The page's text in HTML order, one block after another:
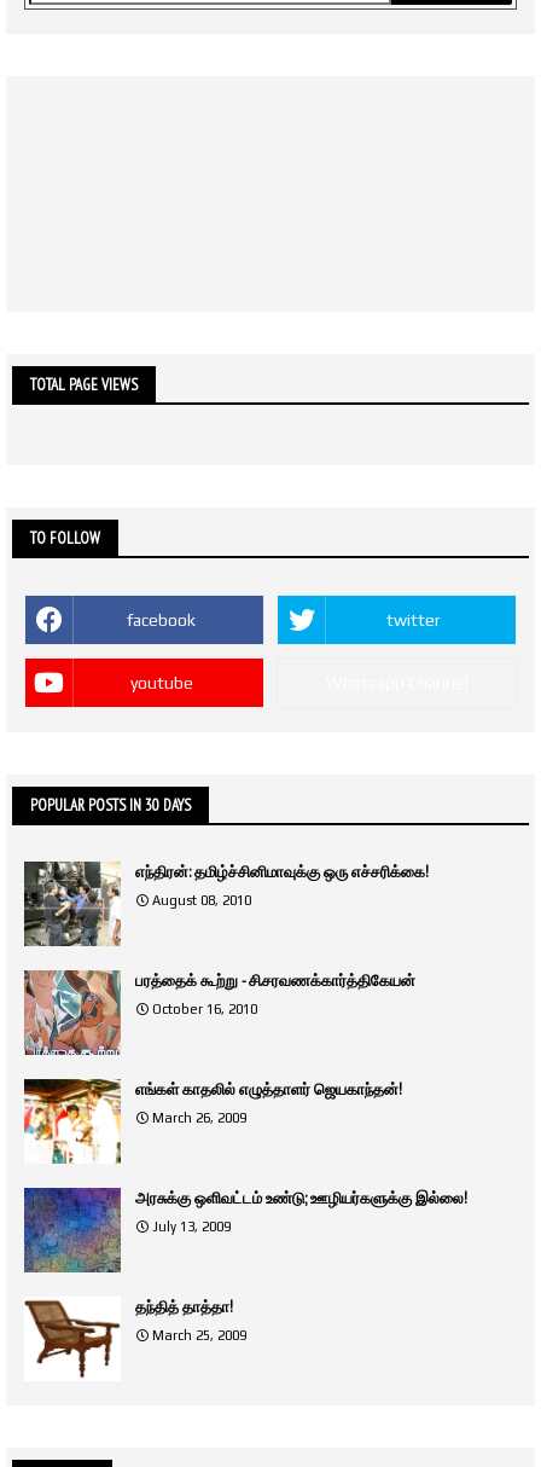
TOTAL PAGE VIEWS
TO FOLLOW
facebook twitter
youtube
POPULAR POSTS IN 30 DAYS
எந்திரன்: தமிழ்ச்சினிமாவுக்கு ஒரு எச்சரிக்கை!
August 08, 2010
பரத்தைக் கூற்று - சி.சரவணக்கார்த்திகேயன்
October 16, 2010
எங்கள் காதலில் எழுத்தாளர் ஜெயகாந்தன்!
March 26, 2009
அரசுக்கு ஒளிவட்டம் உண்டு; ஊழியர்களுக்கு இல்லை!
July 13, 2009
தந்தித் தாத்தா!
March 25, 2009